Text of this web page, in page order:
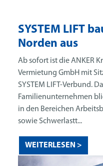
SYSTEM LIFT
Norden aus
Ab sofort ist die ANKER
Vermietung GmbH mit
SYSTEM LIFT-Verbund.
Familienunternehmen
in den Bereichen
sowie Schwerlastt...
WEITERLESEN >